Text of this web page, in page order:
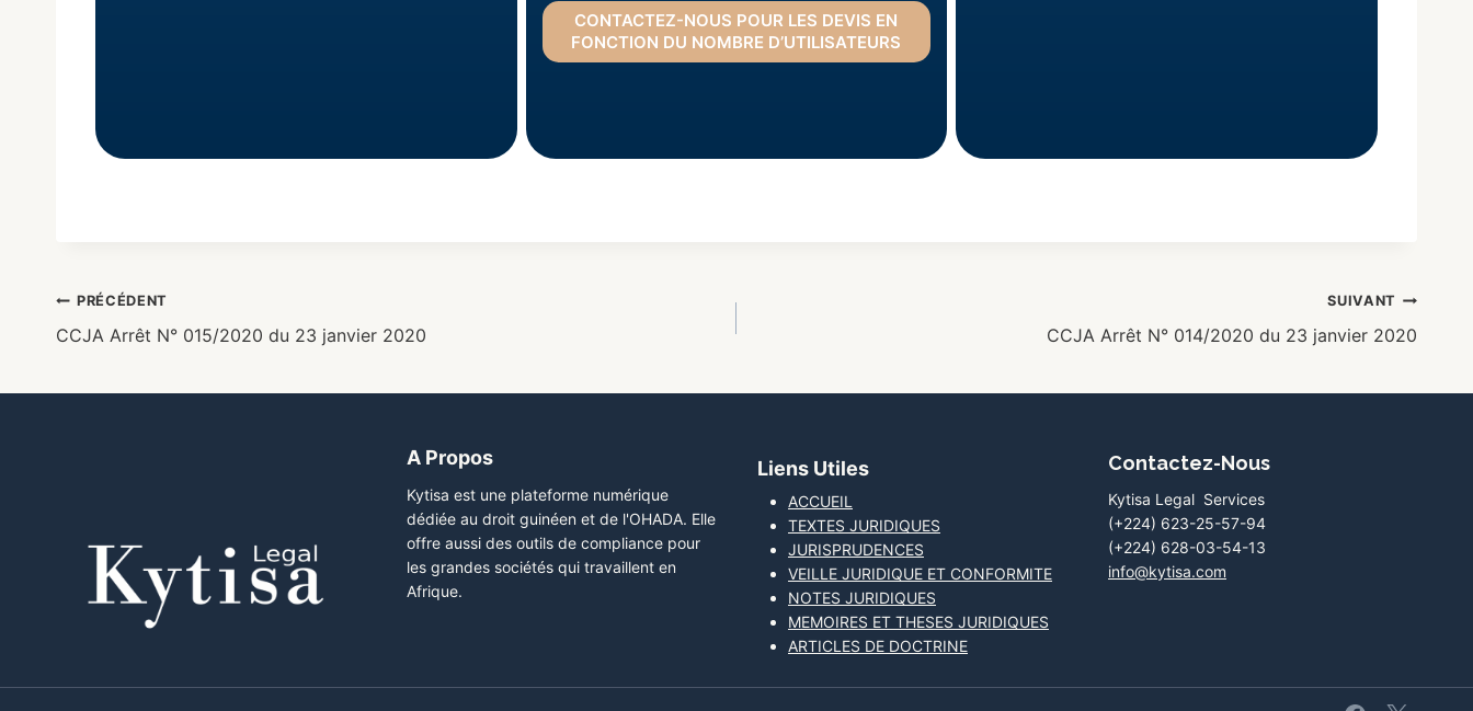
CONTACTEZ-NOUS POUR LES DEVIS EN
FONCTION DU NOMBRE D’UTILISATEURS
PRÉCÉDENT
CCJA Arrêt N° 015/2020 du 23 janvier 2020
SUIVANT
CCJA Arrêt N° 014/2020 du 23 janvier 2020
A Propos
Kytisa est une plateforme numérique
dédiée au droit guinéen et de l'OHADA. Elle
offre aussi des outils de compliance pour
les grandes sociétés qui travaillent en
Afrique.
Liens Utiles
ACCUEIL
TEXTES JURIDIQUES
JURISPRUDENCES
VEILLE JURIDIQUE ET CONFORMITE
NOTES JURIDIQUES
MEMOIRES ET THESES JURIDIQUES
ARTICLES DE DOCTRINE
Contactez-Nous
Kytisa Legal Services
(+224) 623-25-57-94
(+224) 628-03-54-13
info@kytisa.com